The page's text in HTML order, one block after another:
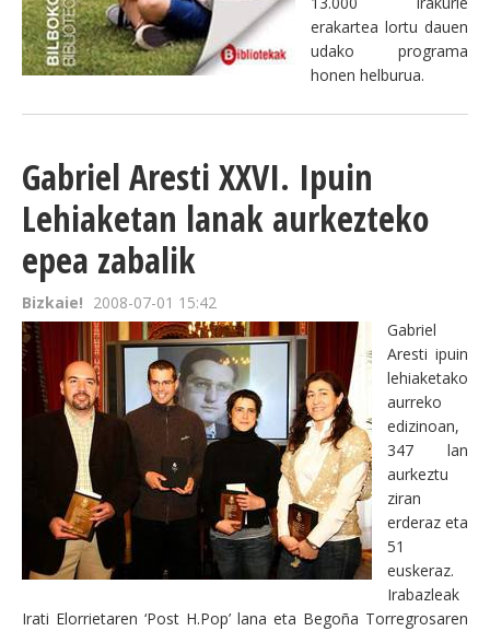
erakartea lortu dauen
udako programa
honen helburua.
Gabriel Aresti XXVI. Ipuin
Lehiaketan lanak aurkezteko
epea zabalik
Bizkaie! 2008-07-01 15:42
Gabriel
Aresti ipuin
lehiaketako
aurreko
edizinoan,
347 lan
aurkeztu
ziran
erderaz eta
51
euskeraz.
Irabazleak
Irati Elorrietaren ‘Post H.Pop’ lana eta Begoña Torregrosaren